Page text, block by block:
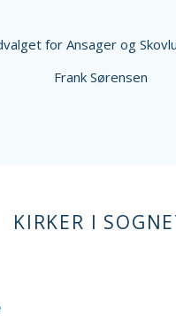
for Ansager og
Frank Sørensen
KIRKER I